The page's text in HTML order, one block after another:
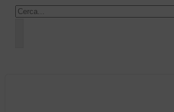
Cercar